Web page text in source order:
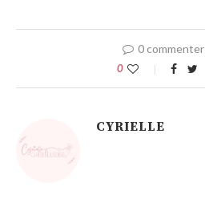
0 commenter
0
CYRIELLE